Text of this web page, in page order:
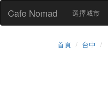
Cafe Nomad 選擇城市
首頁 台中